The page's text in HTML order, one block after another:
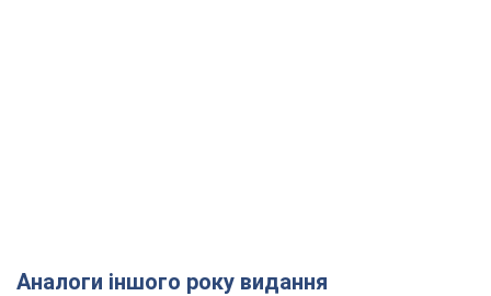
Аналоги іншого року видання